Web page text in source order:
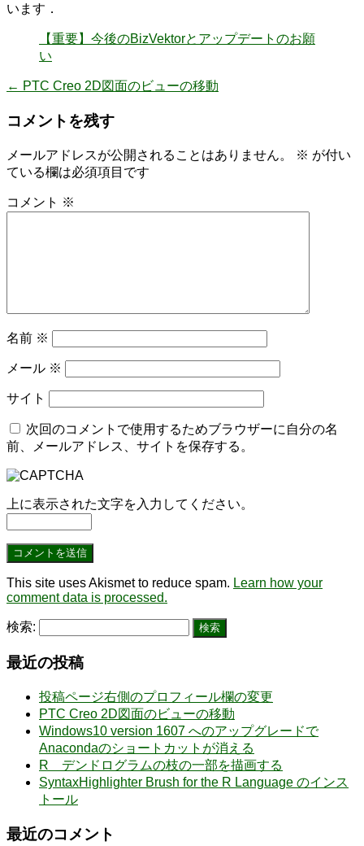
います．
【重要】今後のBizVektorとアップデートのお願
い
← PTC Creo 2D図面のビューの移動
コメントを残す
メールアドレスが公開されることはありません。 ※ が付い
ている欄は必須項目です
コメント ※
名前 ※
メール ※
サイト
次回のコメントで使用するためブラウザーに自分の名
前、メールアドレス、サイトを保存する。
上に表示された文字を入力してください。
This site uses Akismet to reduce spam. Learn how your
comment data is processed.
検索:
最近の投稿
投稿ページ右側のプロフィール欄の変更
PTC Creo 2D図面のビューの移動
Windows10 version 1607 へのアップグレードで
Anacondaのショートカットが消える
R デンドログラムの枝の一部を描画する
SyntaxHighlighter Brush for the R Language のインス
トール
最近のコメント